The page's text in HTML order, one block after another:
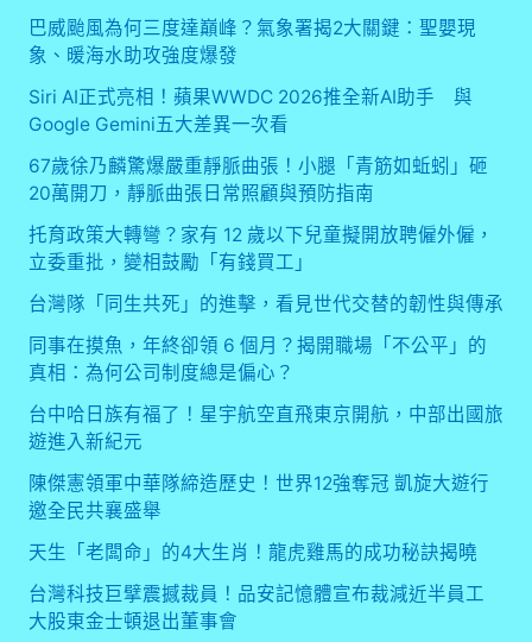
巴威颱風為何三度達巔峰？氣象署揭2大關鍵：聖嬰現
象、暖海水助攻強度爆發
Siri AI正式亮相！蘋果WWDC 2026推全新AI助手 與
Google Gemini五大差異一次看
67歲徐乃麟驚爆嚴重靜脈曲張！小腿「青筋如蚯蚓」砸
20萬開刀，靜脈曲張日常照顧與預防指南
托育政策大轉彎？家有 12 歲以下兒童擬開放聘僱外僱，
立委重批，變相鼓勵「有錢買工」
台灣隊「同生共死」的進擊，看見世代交替的韌性與傳承
同事在摸魚，年終卻領 6 個月？揭開職場「不公平」的
真相：為何公司制度總是偏心？
台中哈日族有福了！星宇航空直飛東京開航，中部出國旅
遊進入新紀元
陳傑憲領軍中華隊締造歷史！世界12強奪冠 凱旋大遊行
邀全民共襄盛舉
天生「老闆命」的4大生肖！龍虎雞馬的成功秘訣揭曉
台灣科技巨擘震撼裁員！品安記憶體宣布裁減近半員工
大股東金士頓退出董事會